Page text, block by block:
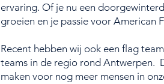
ervaring. Of je nu een
groeien en je passie voor American
Recent hebben wij ook een flag
teams in de regio rond Antwerpen.
maken voor nog meer mensen in